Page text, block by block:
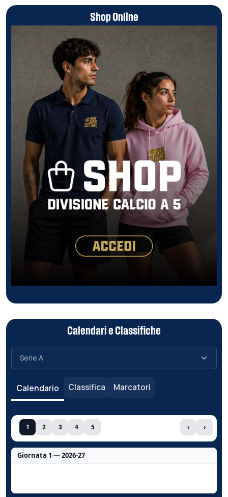
Shop Online
Calendari e Classifiche
Calendario Classifica Marcatori
1 2 3 4 5 ‹ ›
Giornata 1 — 2026-27